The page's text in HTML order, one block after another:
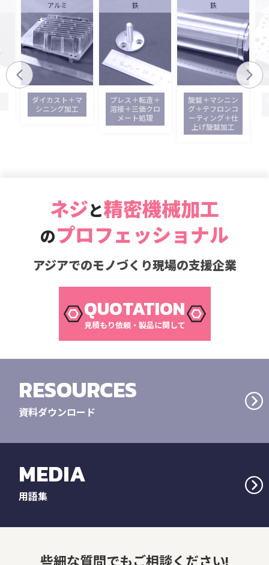
アルミ
ダイカスト＋マ
シニング加工
鉄
プレス＋転造＋
溶接＋三価クロ
メート処理
鉄
旋盤＋マシニン
グ＋テフロンコ
ーティング＋仕
上げ旋盤加工
ネジと精密機械加工
のプロフェッショナル
アジアでのモノづくり現場の支援企業
QUOTATION
見積もり依頼・製品に関して
RESOURCES
資料ダウンロード
MEDIA
用語集
些細な質問でもご相談ください!